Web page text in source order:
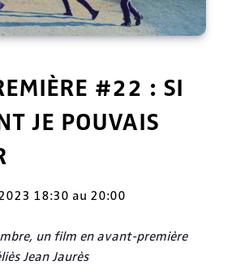
#22 : SI
JE POUVAIS
18:30 au 20:00
un film en avant-première
Jean Jaurès